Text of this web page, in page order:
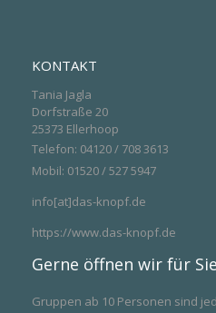
KONTAKT
Tania Jagla
Dorfstraße 20
25373 Ellerhoop
Telefon: 04120 / 708 3613
Mobil: 01520 / 527 5947
info[at]das-knopf.de
https://www.das-knopf.de
Gerne öffnen wir für Sie
Gruppen ab 10 Personen sind